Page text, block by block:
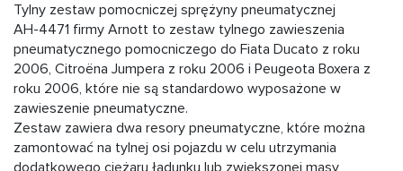
Tylny zestaw pomocniczej sprężyny pneumatycznej
AH-4471 firmy Arnott to zestaw tylnego zawieszenia
pneumatycznego pomocniczego do Fiata Ducato z roku
2006, Citroëna Jumpera z roku 2006 i Peugeota Boxera z
roku 2006, które nie są standardowo wyposażone w
zawieszenie pneumatyczne.
Zestaw zawiera dwa resory pneumatyczne, które można
zamontować na tylnej osi pojazdu w celu utrzymania